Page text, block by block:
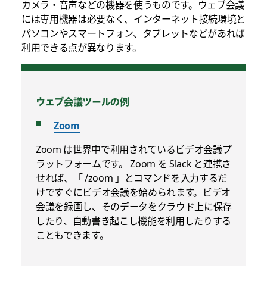
カメラ・音声などの機器を使うものです。ウェブ会議
には専用機器は必要なく、インターネット接続環境と
パソコンやスマートフォン、タブレットなどがあれば
利用できる点が異なります。
ウェブ会議ツールの例
Zoom
Zoom は世界中で利用されているビデオ会議プ
ラットフォームです。 Zoom を Slack と連携さ
せれば、「 /zoom 」とコマンドを入力するだ
けですぐにビデオ会議を始められます。ビデオ
会議を録画し、そのデータをクラウド上に保存
したり、自動書き起こし機能を利用したりする
こともできます。